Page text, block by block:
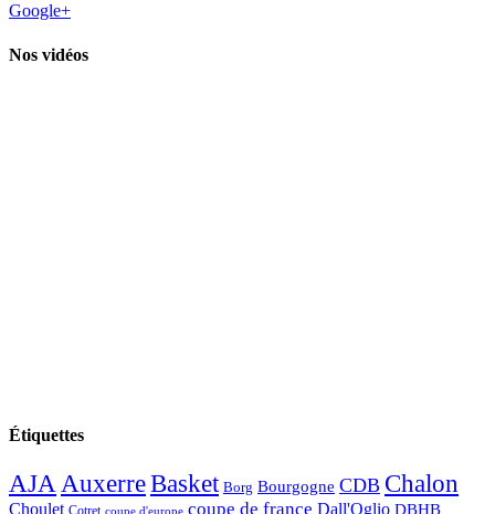
Google+
Nos vidéos
Étiquettes
AJAAuxerreBasket Borg Bourgogne CDB Chalon
Choulet coupe d'europe coupe de france Dall'Oglio DBHB